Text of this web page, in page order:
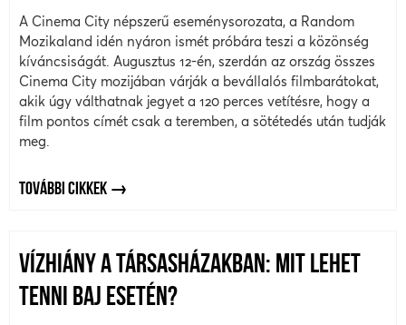
A Cinema City népszerű eseménysorozata, a Random
Mozikaland idén nyáron ismét próbára teszi a közönség
kíváncsiságát. Augusztus 12-én, szerdán az ország összes
Cinema City mozijában várják a bevállalós filmbarátokat,
akik úgy válthatnak jegyet a 120 perces vetítésre, hogy a
film pontos címét csak a teremben, a sötétedés után tudják
meg.
TOVÁBBI CIKKEK
VÍZHIÁNY A TÁRSASHÁZAKBAN: MIT LEHET
TENNI BAJ ESETÉN?